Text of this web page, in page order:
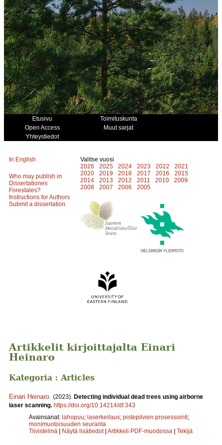
Etusivu
Toimituskunta
Open Access
Muut sarjat
Yhteystiedot
In English
Who may publish in
Dissertationes
Forestales?
Instructions for Authors
Submit a dissertation
Valitse vuosi
2026
2025 2024 2023 2022
2021
2020
2019 2018 2017 2016
2015
2014
2013 2012 2011 2010
2009
2008
2007 2006 2005
Artikkelit kirjoittajalta Einari
Heinaro
Kategoria : Articles
Einari Heinaro (2023). Detecting individual dead trees using airborne
laser scanning. https://doi.org/10.14214/df.343
Avainsanat: lahopuu; laserkeilaus; pistepilvien prosessointi;
monimuotoisuuden seuranta
Tiivistelmä | Näytä lisätiedot | Artikkeli PDF-muodossa | Tekijä